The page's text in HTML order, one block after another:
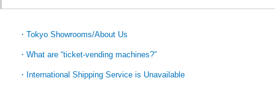
・Tokyo Showrooms/About Us
・What are “ticket-vending machines?”
・International Shipping Service is Unavailable